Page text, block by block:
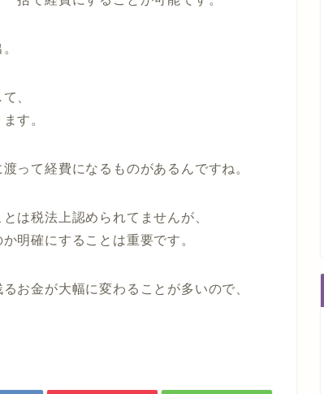
、
す。
って経費になるものがあるんですね。
は税法上認められてませんが、
明確にすることは重要です。
お金が大幅に変わることが多いので、